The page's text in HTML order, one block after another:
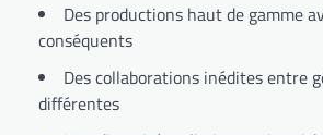
Des productions haut de gamme
conséquents
Des collaborations inédites entre
différentes